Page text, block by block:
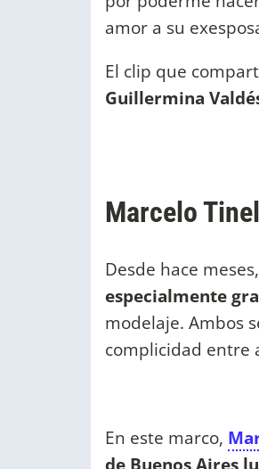
amor a su
El clip que
Guillermina
Marcelo
Desde hace meses,
especialmente
modelaje. Ambos
complicidad entre
En este marco,
de Buenos Aires